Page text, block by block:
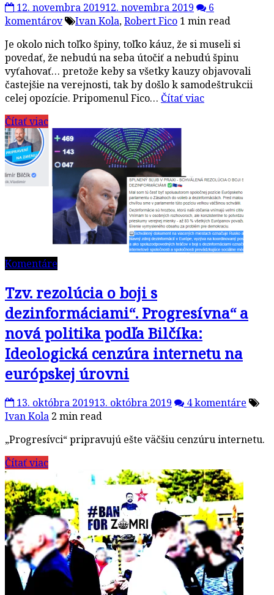
12. novembra 201912. novembra 2019
6
komentárov
Ivan Kola,Robert Fico 1 min read
Je okolo nich toľko špiny, toľko káuz, že si museli si
povedať, že nebudú na seba útočiť a nebudú špinu
vyťahovať… pretože keby sa všetky kauzy objavovali
častejšie na verejnosti, tak by došlo k samodeštrukcii
celej opozície. Pripomenul Fico… Čítať viac
Čítať viac
Komentáre
Tzv. rezolúcia o boji s
dezinformáciami“. Progresívna“ a
nová politika podľa Bilčíka:
Ideologická cenzúra internetu na
európskej úrovni
13. októbra 201913. októbra 2019
4 komentáre
Ivan Kola 2 min read
„Progresívci“ pripravujú ešte väčšiu cenzúru internetu.
Čítať viac